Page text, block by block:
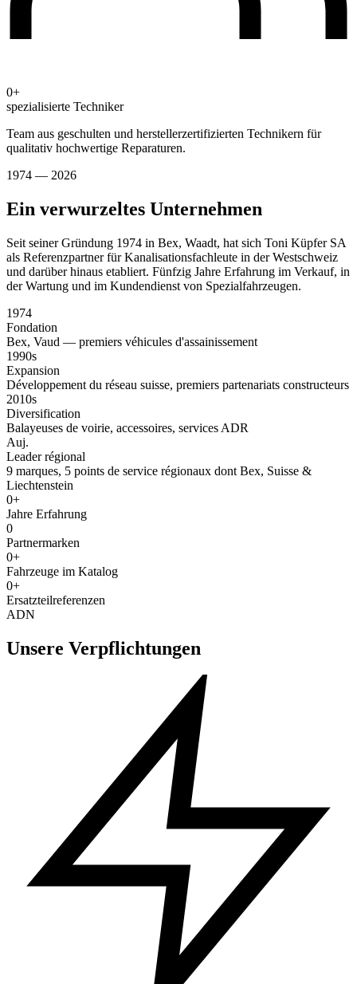
0+
spezialisierte Techniker
Team aus geschulten und herstellerzertifizierten Technikern für
qualitativ hochwertige Reparaturen.
1974 — 2026
Ein verwurzeltes Unternehmen
Seit seiner Gründung 1974 in Bex, Waadt, hat sich Toni Küpfer SA
als Referenzpartner für Kanalisationsfachleute in der Westschweiz
und darüber hinaus etabliert. Fünfzig Jahre Erfahrung im Verkauf, in
der Wartung und im Kundendienst von Spezialfahrzeugen.
1974
Fondation
Bex, Vaud — premiers véhicules d'assainissement
1990s
Expansion
Développement du réseau suisse, premiers partenariats constructeurs
2010s
Diversification
Balayeuses de voirie, accessoires, services ADR
Auj.
Leader régional
9 marques, 5 points de service régionaux dont Bex, Suisse &
Liechtenstein
0+
Jahre Erfahrung
0
Partnermarken
0+
Fahrzeuge im Katalog
0+
Ersatzteilreferenzen
ADN
Unsere Verpflichtungen